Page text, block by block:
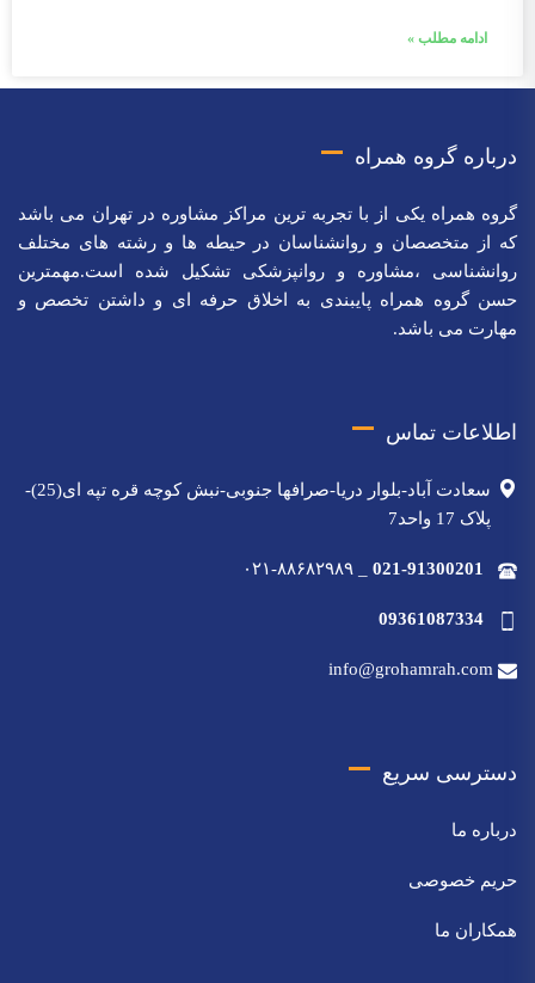
ادامه مطلب »
درباره گروه همراه
گروه همراه یکی از با تجربه ترین مراکز مشاوره در تهران می باشد
که از متخصصان و روانشناسان در حیطه ها و رشته های مختلف
روانشناسی ،مشاوره و روانپزشکی تشکیل شده است.مهمترین
حسن گروه همراه پایبندی به اخلاق حرفه ای و داشتن تخصص و
مهارت می باشد.
اطلاعات تماس
سعادت آباد-بلوار دریا-صرافها جنوبی-نبش کوچه قره تپه ای(25)-
پلاک 17 واحد7
021-91300201 ۰۲۱-۸۸۶۸۲۹۸۹
09361087334
info@grohamrah.com
دسترسی سریع
درباره ما
حریم خصوصی
همکاران ما